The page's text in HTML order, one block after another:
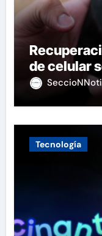
de celular
Tecnología